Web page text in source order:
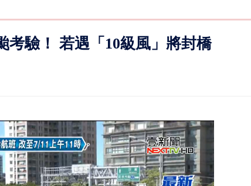
崙戲水失蹤！ 搜救艇翻覆4警消落...
10.8億」 名律師聯手掮客騙買「B...
考驗！ 若遇「10級風」將封橋